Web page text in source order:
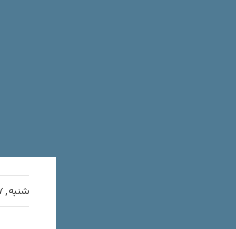
شنبه, ۱۷ مرداد , ۱۴۰۵ |